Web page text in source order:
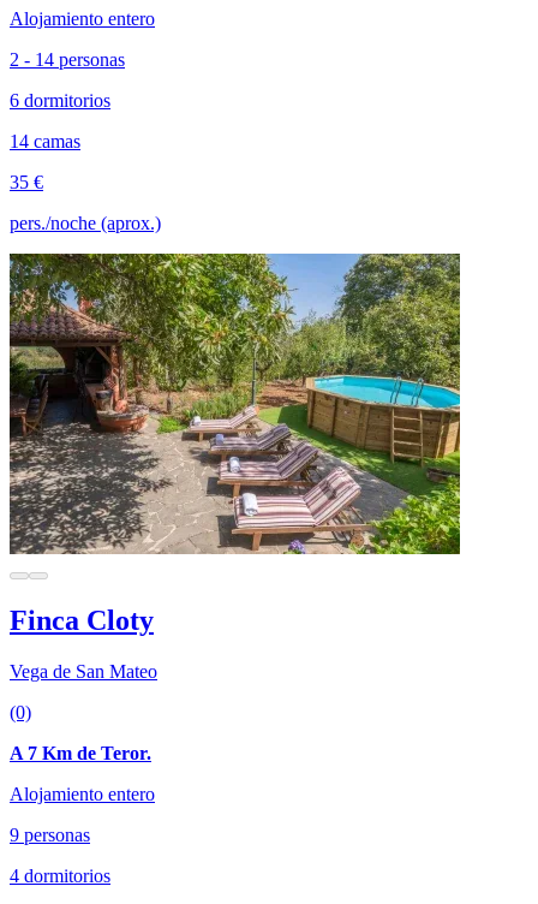
Alojamiento entero
2 - 14 personas
6 dormitorios
14 camas
35 €
pers./noche (aprox.)
Finca Cloty
Vega de San Mateo
(0)
A 7 Km de Teror.
Alojamiento entero
9 personas
4 dormitorios